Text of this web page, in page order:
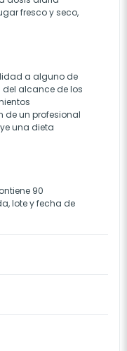
fresco y seco,
a alguno de
del alcance de los
de un profesional
una dieta
90
lote y fecha de